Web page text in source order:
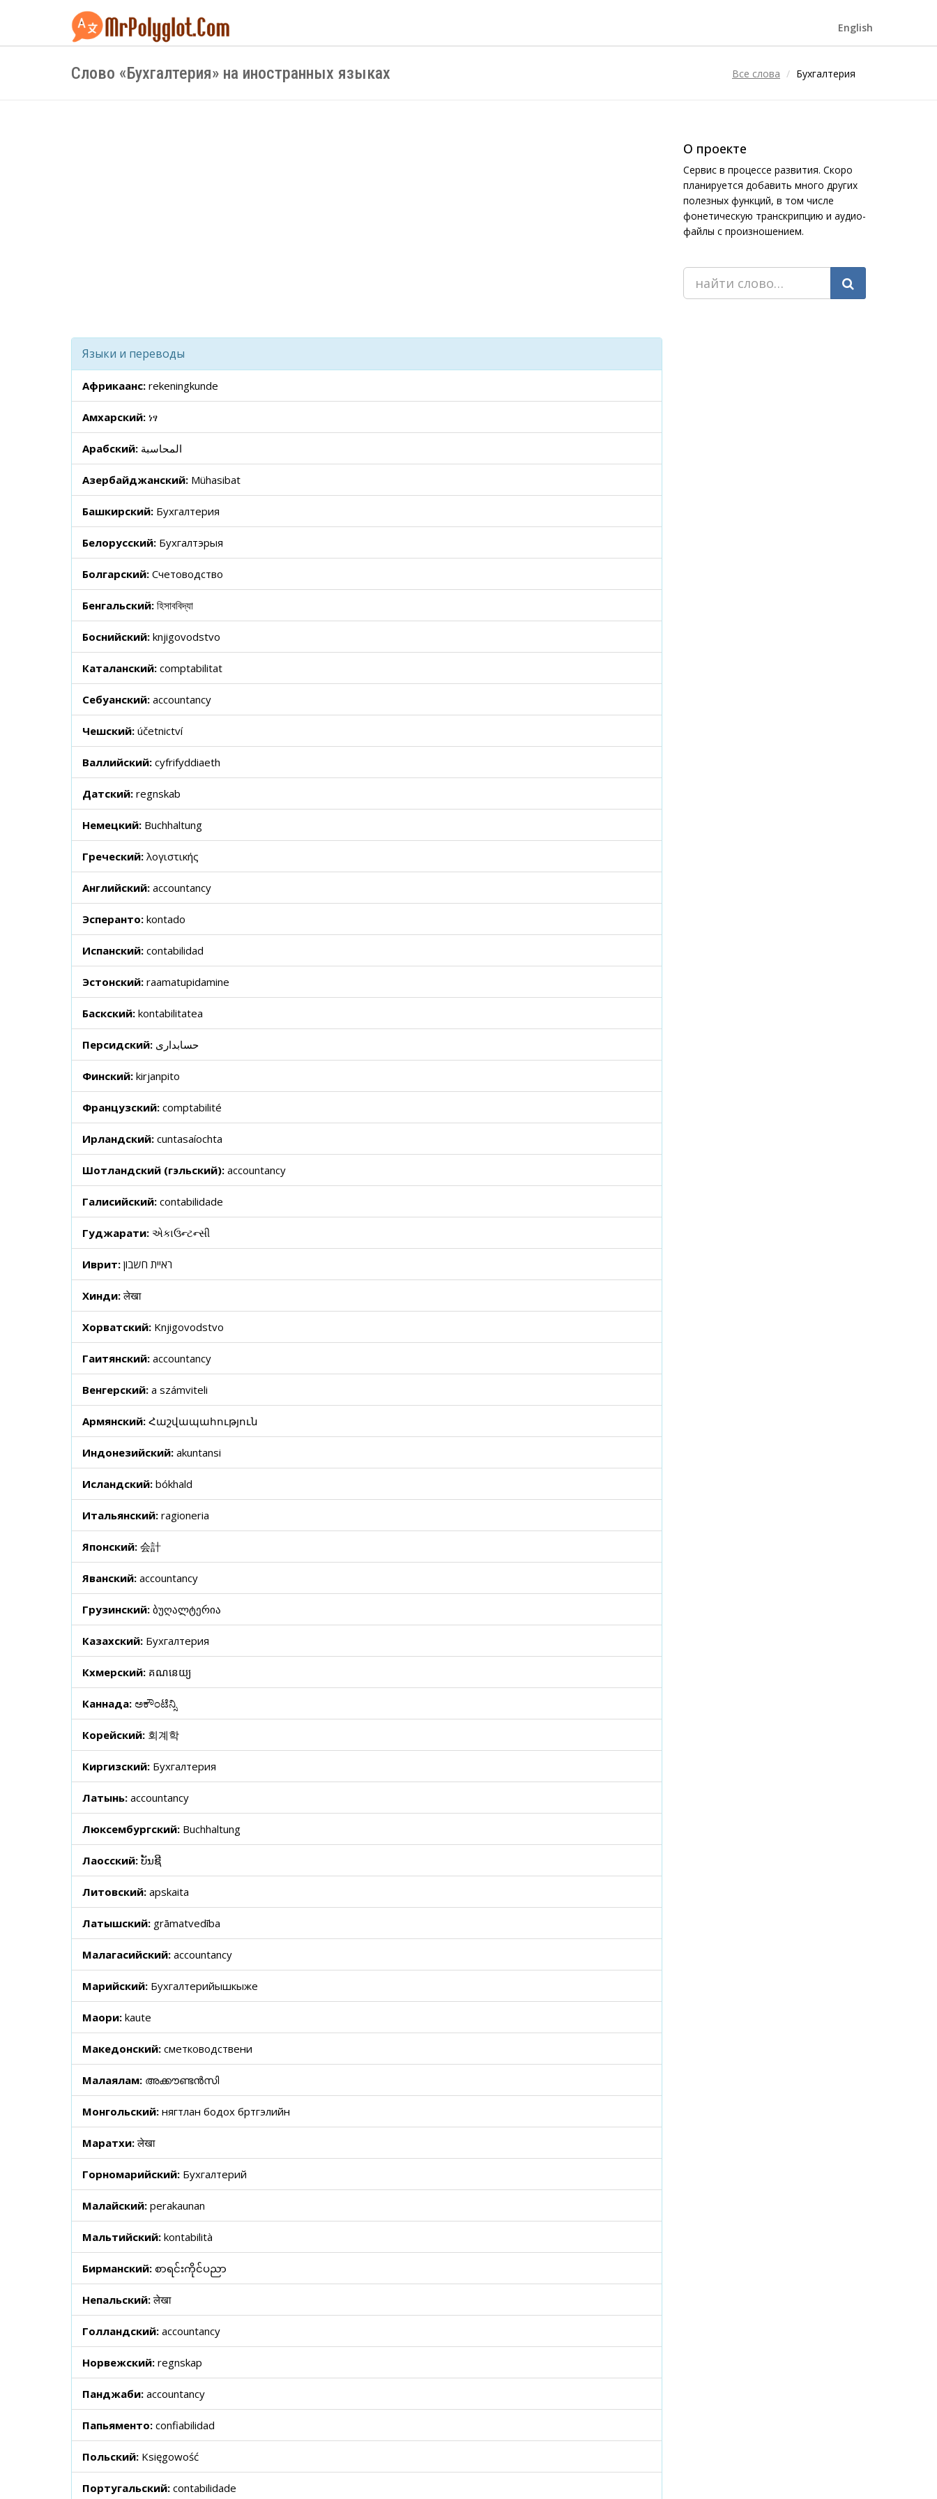
English
Слово «Бухгалтерия» на иностранных языках Все слова Бухгалтерия
Языки и переводы
Африкаанс: rekeningkunde
Амхарский: ነፃ
Арабский: المحاسبة
Азербайджанский: Mühasibat
Башкирский: Бухгалтерия
Белорусский: Бухгалтэрыя
Болгарский: Счетоводство
Бенгальский: হিসাববিদ্যা
Боснийский: knjigovodstvo
Каталанский: comptabilitat
Себуанский: accountancy
Чешский: účetnictví
Валлийский: cyfrifyddiaeth
Датский: regnskab
Немецкий: Buchhaltung
Греческий: λογιστικής
Английский: accountancy
Эсперанто: kontado
Испанский: contabilidad
Эстонский: raamatupidamine
Баскский: kontabilitatea
Персидский: حسابداری
Финский: kirjanpito
Французский: comptabilité
Ирландский: cuntasaíochta
Шотландский (гэльский): accountancy
Галисийский: contabilidade
Гуджарати: એકાઉન્ટન્સી
Иврит: ראיית חשבון
Хинди:लेखा
Хорватский: Knjigovodstvo
Гаитянский: accountancy
Венгерский: a számviteli
Армянский: Հաշվապահություն
Индонезийский: akuntansi
Исландский: bókhald
Итальянский: ragioneria
Японский: 会計
Яванский: accountancy
Грузинский: ბუღალტერია
Казахский: Бухгалтерия
Кхмерский: គណនេយ្យ
Каннада: ಅಕೌಂಟೆನ್ಸಿ
Корейский: 회계학
Киргизский: Бухгалтерия
Латынь: accountancy
Люксембургский: Buchhaltung
Лаосский: ບັນຊີ
Литовский: apskaita
Латышский: grāmatvedība
Малагасийский: accountancy
Марийский: Бухгалтерийышкыже
Маори: kaute
Македонский: сметководствени
Малаялам: അക്കൗണ്ടൻസി
Монгольский: нягтлан бодох бүртгэлийн
Маратхи:लेखा
Горномарийский: Бухгалтерий
Малайский: perakaunan
Мальтийский: kontabilità
Бирманский: စာရင်းကိုင်ပညာ
Непальский:लेखा
Голландский: accountancy
Норвежский: regnskap
Панджаби: accountancy
Папьяменто: confiabilidad
Польский: Księgowość
Португальский: contabilidade
О проекте
Сервис в процессе развития. Скоро
планируется добавить много других
полезных функций, в том числе
фонетическую транскрипцию и аудио-
файлы с произношением.